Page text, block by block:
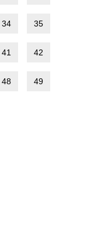
34 35
41 42
48 49